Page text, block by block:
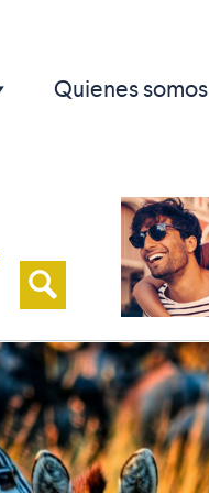
Quienes somos
p